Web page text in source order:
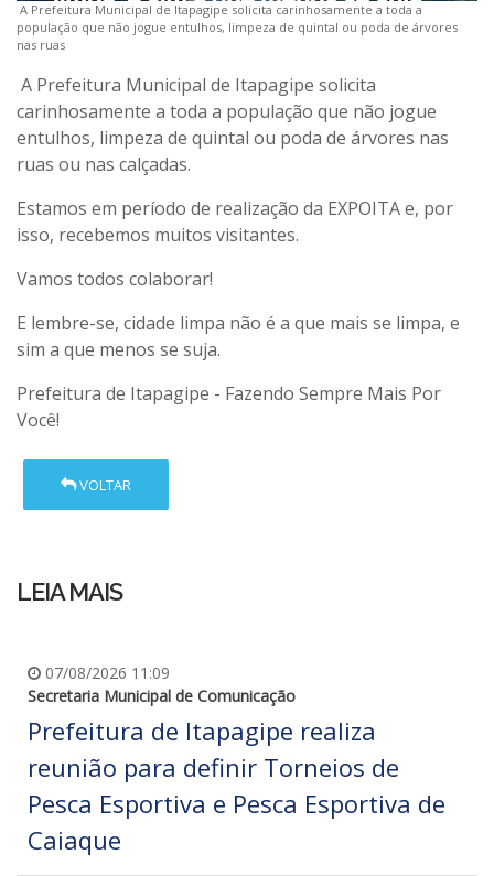
A Prefeitura Municipal de Itapagipe solicita carinhosamente a toda a
população que não jogue entulhos, limpeza de quintal ou poda de árvores
nas ruas
A Prefeitura Municipal de Itapagipe solicita
carinhosamente a toda a população que não jogue
entulhos, limpeza de quintal ou poda de árvores nas
ruas ou nas calçadas.
Estamos em período de realização da EXPOITA e, por
isso, recebemos muitos visitantes.
Vamos todos colaborar!
E lembre-se, cidade limpa não é a que mais se limpa, e
sim a que menos se suja.
Prefeitura de Itapagipe - Fazendo Sempre Mais Por
Você!
VOLTAR
LEIA MAIS
07/08/2026 11:09
Secretaria Municipal de Comunicação
Prefeitura de Itapagipe realiza
reunião para definir Torneios de
Pesca Esportiva e Pesca Esportiva de
Caiaque